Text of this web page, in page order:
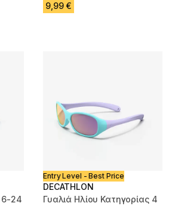
9,99 €
6-24
Entry Level - Best Price
DECATHLON
Γυαλιά Ηλίου Κατηγορίας 4